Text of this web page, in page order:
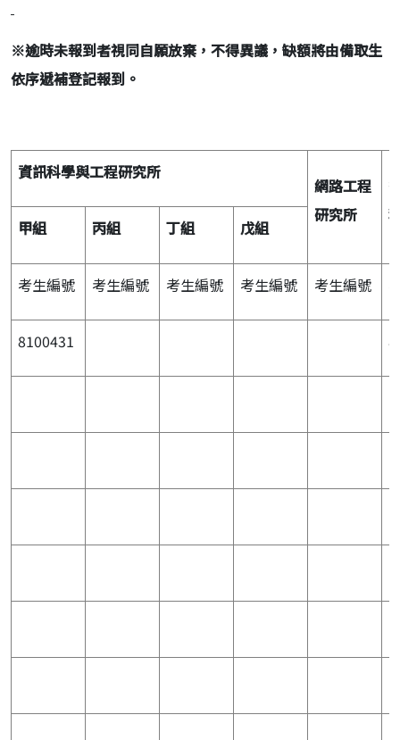
※逾時未報到者視同自願放棄，不得異議，缺額將由備取生
依序遞補登記報到。
資訊科學與工程研究所
網路工程
研究所
甲組 丙組 丁組 戊組
考生編號 考生編號 考生編號 考生編號 考生編號
8100431